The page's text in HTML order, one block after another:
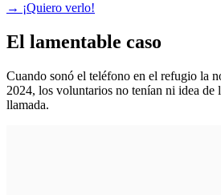
→ ¡Quiero verlo!
El lamentable caso
Cuando sonó el teléfono en el refugio la
2024, los voluntarios no tenían ni idea de
llamada.